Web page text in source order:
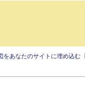
をあなたのサイトに埋め込む